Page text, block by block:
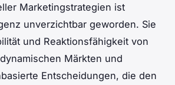
Marketingstrategien ist
unverzichtbar geworden. Sie
und Reaktionsfähigkeit von
Märkten und
Entscheidungen, die den